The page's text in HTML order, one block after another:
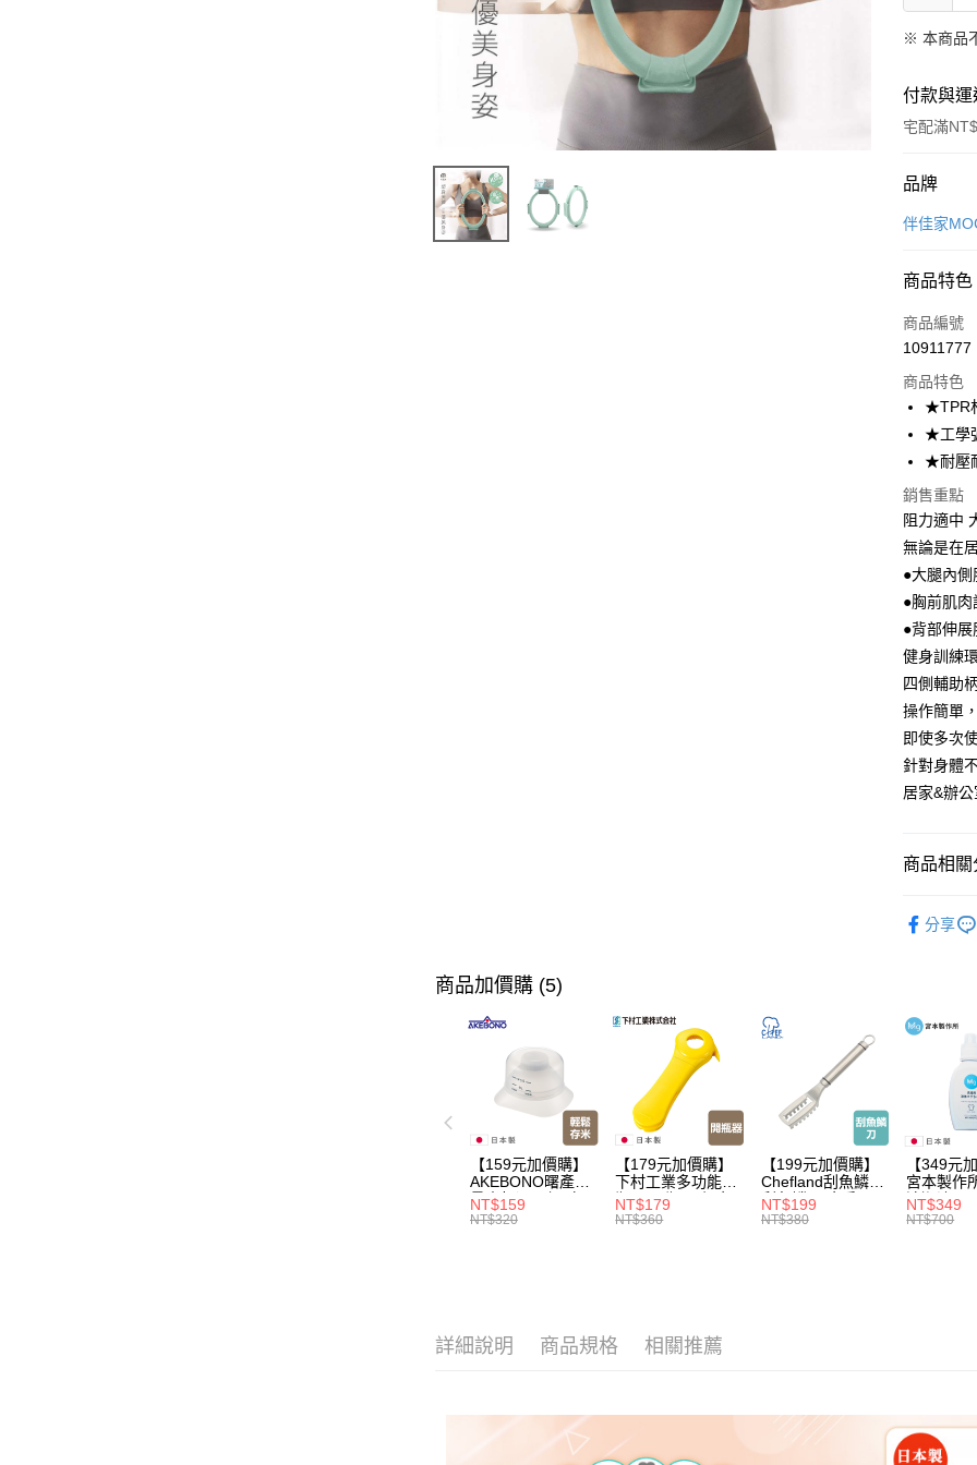
※ 本商品
付款與
宅配滿
付款方式
信用卡一
Apple Pay
悠遊付
Google
全盈+PAY
大哥付你
相關說明
【大哥付
1.本服務
2.付款方
流程，驗
完成交易。
3.實際核
消。如遇
無法說明
【繳款方
1.分期款
醒簡訊。
2.透過簡
1.本服務
2.基於同
ATM付款
運送方式
全家取貨
每筆
付款後全
每筆
每筆
品牌
伴佳家
商品特色
商品編號
10911777
商品特色
★TPR
★工學
★耐壓
銷售重點
阻力適中
無論是在
●大腿內
●胸前肌肉
●背部伸展
健身訓練
四側輔助
操作簡單
即使多次
針對身體
居家&辦
商品相關
【🎉歡慶
家搶購！
分享
商品加價購 (5)
【159元加價購】
AKEBONO曙產業
量米杯漏斗組(白)/
量米杯/米桶/量米
NT$159
NT$320
【179元加價購】
下村工業多功能開
瓶器/開瓶器/餐廚
用品/料理道具/任
NT$179
NT$360
【199元加價購】
Chefland刮魚鱗刀/
刮魚鱗器/廚房用
品/料理道具/任二
NT$199
NT$380
【349元
宮本製作
清潔液
精/洗衣鎂
NT$349
NT$700
詳細說明 商品規格 相關推薦